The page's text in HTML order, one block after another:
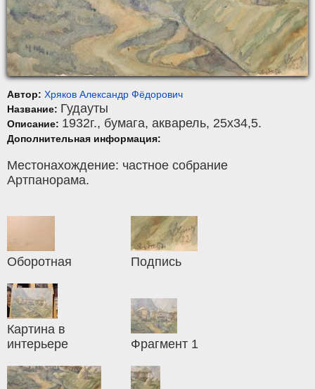
Автор: Хряков Александр Фёдорович
Название: Гудауты
Описание: 1932г., бумага, акварель, 25x34,5.
Дополнительная информация:
Местонахождение: частное собрание
Артпанорама.
Оборотная Подпись
Картина в
интерьере
Фрагмент 1